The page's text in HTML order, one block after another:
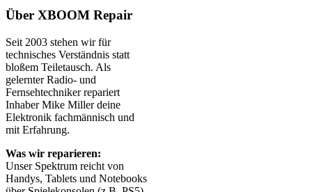
Über XBOOM Repair
Seit 2003 stehen wir für
technisches Verständnis statt
bloßem Teiletausch. Als
gelernter Radio- und
Fernsehtechniker repariert
Inhaber Mike Miller deine
Elektronik fachmännisch und
mit Erfahrung.
Was wir reparieren:
Unser Spektrum reicht von
Handys, Tablets und Notebooks